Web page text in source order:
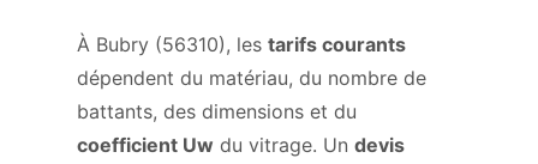
À Bubry (56310), les tarifs courants
dépendent du matériau, du nombre de
battants, des dimensions et du
coefficient Uw du vitrage. Un devis